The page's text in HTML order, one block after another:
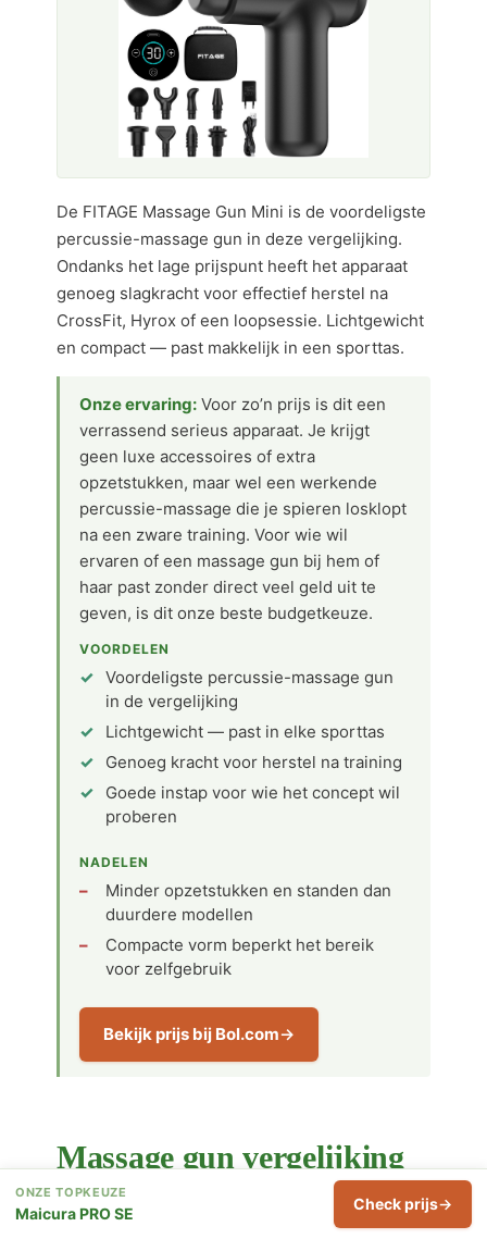
De FITAGE Massage Gun Mini is de voordeligste
percussie-massage gun in deze vergelijking.
Ondanks het lage prijspunt heeft het apparaat
genoeg slagkracht voor effectief herstel na
CrossFit, Hyrox of een loopsessie. Lichtgewicht
en compact — past makkelijk in een sporttas.
Onze ervaring: Voor zo’n prijs is dit een
verrassend serieus apparaat. Je krijgt
geen luxe accessoires of extra
opzetstukken, maar wel een werkende
percussie-massage die je spieren losklopt
na een zware training. Voor wie wil
ervaren of een massage gun bij hem of
haar past zonder direct veel geld uit te
geven, is dit onze beste budgetkeuze.
VOORDELEN
Voordeligste percussie-massage gun
in de vergelijking
Lichtgewicht — past in elke sporttas
Genoeg kracht voor herstel na training
Goede instap voor wie het concept wil
proberen
NADELEN
Minder opzetstukken en standen dan
duurdere modellen
Compacte vorm beperkt het bereik
voor zelfgebruik
Bekijk prijs bij Bol.com
Massage gun vergelijking
MASSAGE GUN
ONZE TOPKEUZE
Maicura PRO SE Check prijs